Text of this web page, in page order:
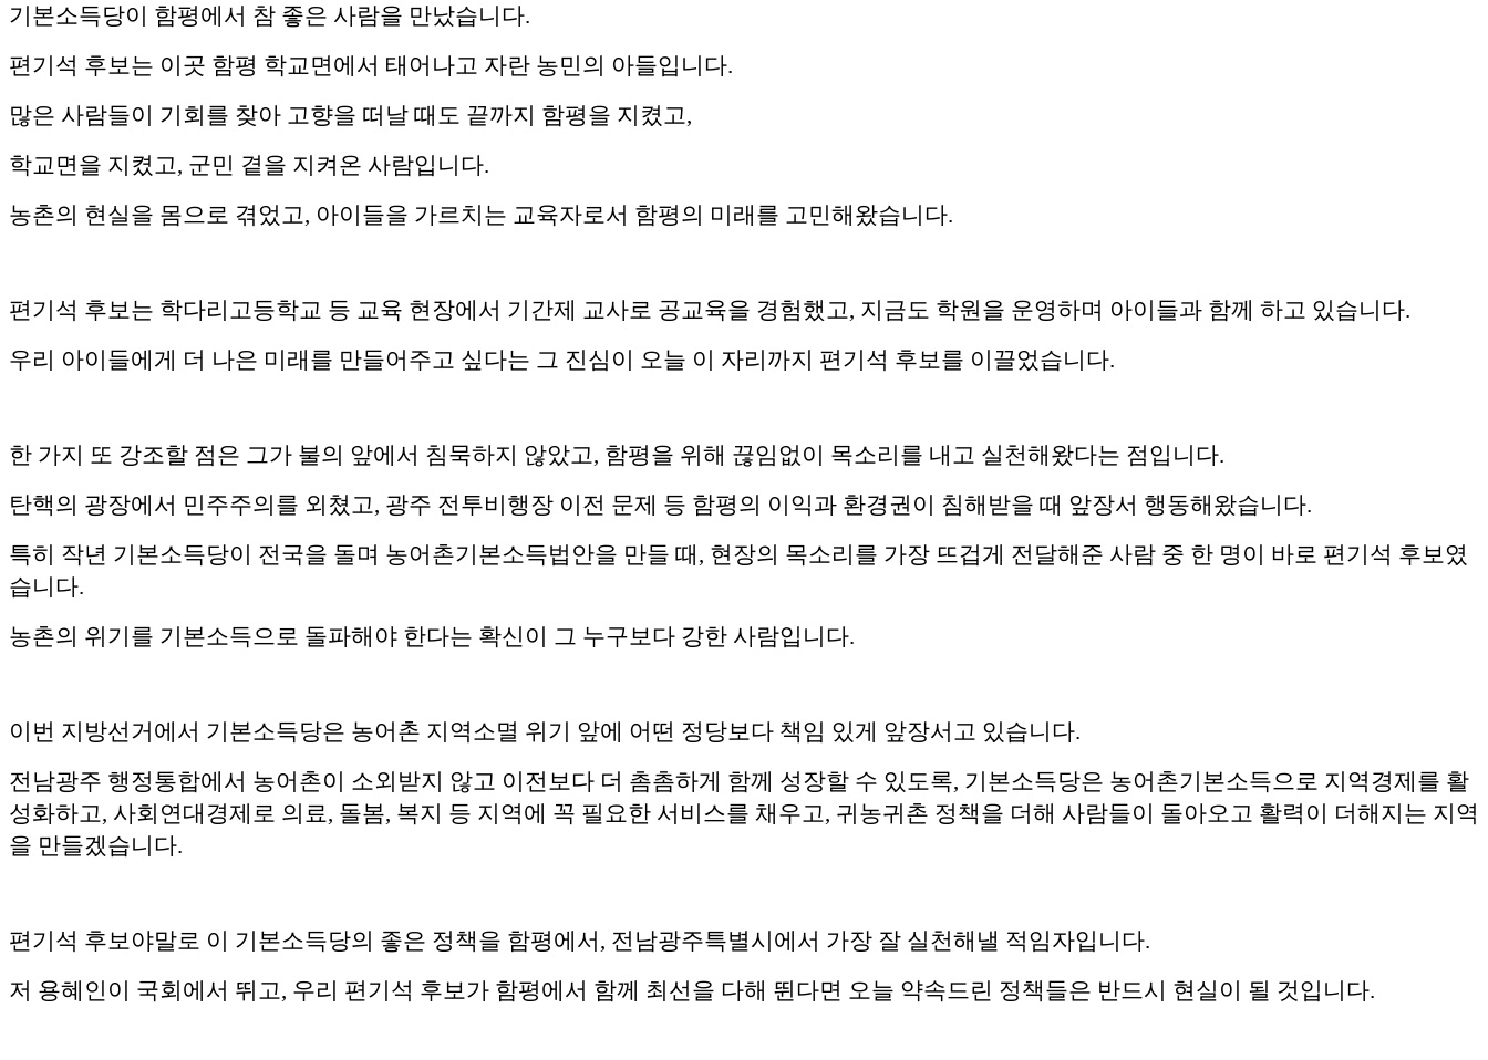
기본소득당이 함평에서 참 좋은 사람을 만났습니다.
편기석 후보는 이곳 함평 학교면에서 태어나고 자란 농민의 아들입니다.
많은 사람들이 기회를 찾아 고향을 떠날 때도 끝까지 함평을 지켰고,
학교면을 지켰고, 군민 곁을 지켜온 사람입니다.
농촌의 현실을 몸으로 겪었고, 아이들을 가르치는 교육자로서 함평의 미래를 고민해왔습니다.
편기석 후보는 학다리고등학교 등 교육 현장에서 기간제 교사로 공교육을 경험했고, 지금도 학원을 운영하며 아이들과 함께 하고 있습니다.
우리 아이들에게 더 나은 미래를 만들어주고 싶다는 그 진심이 오늘 이 자리까지 편기석 후보를 이끌었습니다.
한 가지 또 강조할 점은 그가 불의 앞에서 침묵하지 않았고, 함평을 위해 끊임없이 목소리를 내고 실천해왔다는 점입니다.
탄핵의 광장에서 민주주의를 외쳤고, 광주 전투비행장 이전 문제 등 함평의 이익과 환경권이 침해받을 때 앞장서 행동해왔습니다.
특히 작년 기본소득당이 전국을 돌며 농어촌기본소득법안을 만들 때, 현장의 목소리를 가장 뜨겁게 전달해준 사람 중 한 명이 바로 편기석 후보였
습니다.
농촌의 위기를 기본소득으로 돌파해야 한다는 확신이 그 누구보다 강한 사람입니다.
이번 지방선거에서 기본소득당은 농어촌 지역소멸 위기 앞에 어떤 정당보다 책임 있게 앞장서고 있습니다.
전남광주 행정통합에서 농어촌이 소외받지 않고 이전보다 더 촘촘하게 함께 성장할 수 있도록, 기본소득당은 농어촌기본소득으로 지역경제를 활
성화하고, 사회연대경제로 의료, 돌봄, 복지 등 지역에 꼭 필요한 서비스를 채우고, 귀농귀촌 정책을 더해 사람들이 돌아오고 활력이 더해지는 지역
을 만들겠습니다.
편기석 후보야말로 이 기본소득당의 좋은 정책을 함평에서, 전남광주특별시에서 가장 잘 실천해낼 적임자입니다.
저 용혜인이 국회에서 뛰고, 우리 편기석 후보가 함평에서 함께 최선을 다해 뛴다면 오늘 약속드린 정책들은 반드시 현실이 될 것입니다.